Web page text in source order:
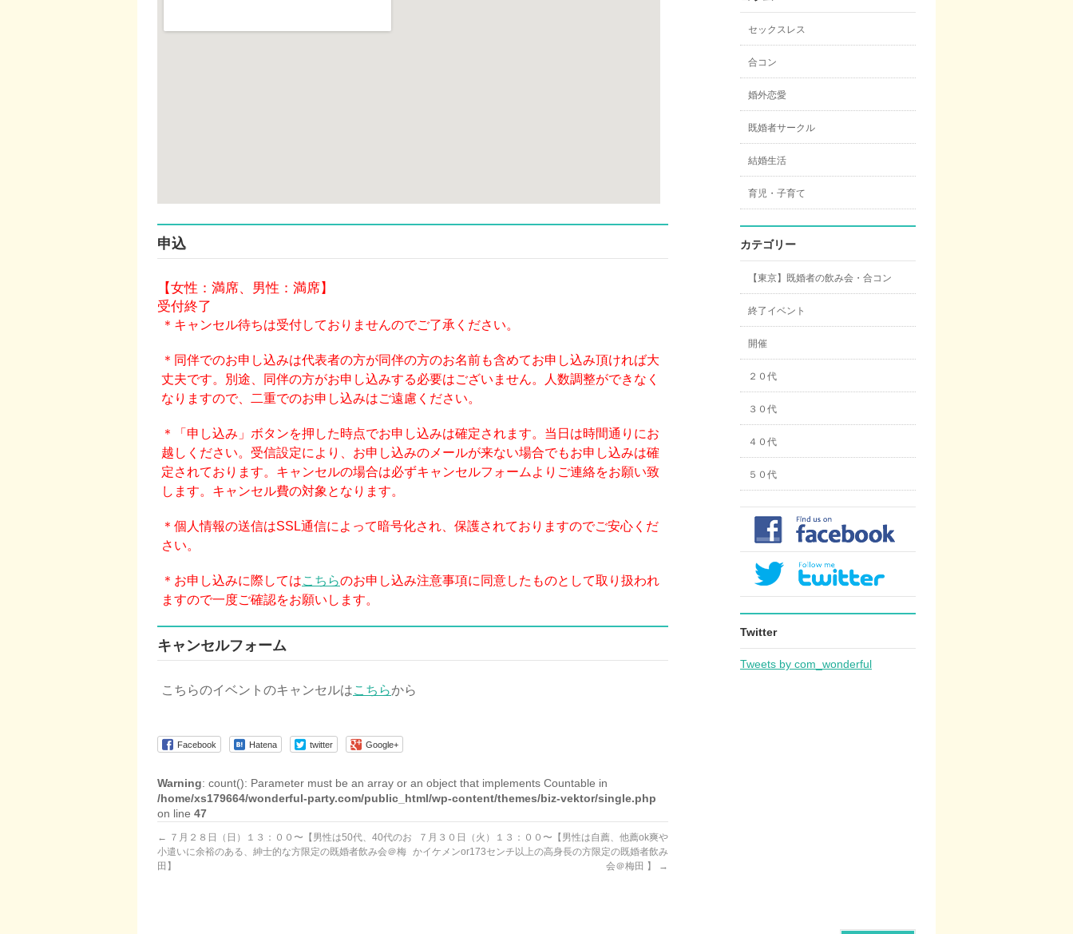
申込
【女性：満席、男性：満席】
受付終了
＊キャンセル待ちは受付しておりませんのでご了承ください。
＊同伴でのお申し込みは代表者の方が同伴の方のお名前も含めてお申し込み頂ければ大
丈夫です。別途、同伴の方がお申し込みする必要はございません。人数調整ができなく
なりますので、二重でのお申し込みはご遠慮ください。
＊「申し込み」ボタンを押した時点でお申し込みは確定されます。当日は時間通りにお
越しください。受信設定により、お申し込みのメールが来ない場合でもお申し込みは確
定されております。キャンセルの場合は必ずキャンセルフォームよりご連絡をお願い致
します。キャンセル費の対象となります。
＊個人情報の送信はSSL通信によって暗号化され、保護されておりますのでご安心くだ
さい。
＊お申し込みに際してはこちらのお申し込み注意事項に同意したものとして取り扱われ
ますので一度ご確認をお願いします。
キャンセルフォーム
こちらのイベントのキャンセルはこちらから
Facebook Hatena twitter Google+
Warning: count(): Parameter must be an array or an object that implements Countable in
/home/xs179664/wonderful-party.com/public_html/wp-content/themes/biz-vektor/single.php
on line 47
← ７月２８日（日）１３：００〜【男性は50代、40代のお
小遣いに余裕のある、紳士的な方限定の既婚者飲み会＠梅
田】
７月３０日（火）１３：００〜【男性は自薦、他薦ok爽や
かイケメンor173センチ以上の高身長の方限定の既婚者飲み
会＠梅田 】
→
セックスレス
合コン
婚外恋愛
既婚者サークル
結婚生活
育児・子育て
カテゴリー
【東京】既婚者の飲み会・合コン
終了イベント
開催
２０代
３０代
４０代
５０代
Twitter
Tweets by com_wonderful